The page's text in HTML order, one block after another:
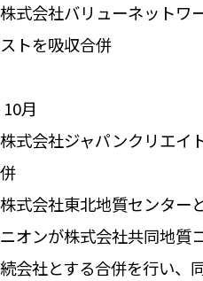
株式会社バリューネットワ
ストを吸収合併
―― 10月
株式会社ジャパンクリエイ
併
株式会社東北地質センター
ニオンが株式会社共同地質
続会社とする合併を行い、